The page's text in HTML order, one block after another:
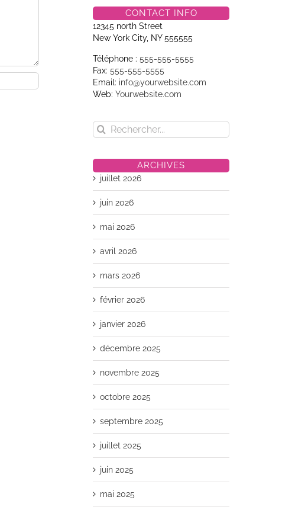
CONTACT INFO
12345 north Street
New York City, NY 555555
Téléphone : 555-555-5555
Fax: 555-555-5555
Email: info@yourwebsite.com
Web: Yourwebsite.com
Rechercher:
ARCHIVES
juillet 2026
juin 2026
mai 2026
avril 2026
mars 2026
février 2026
janvier 2026
décembre 2025
novembre 2025
octobre 2025
septembre 2025
juillet 2025
juin 2025
mai 2025